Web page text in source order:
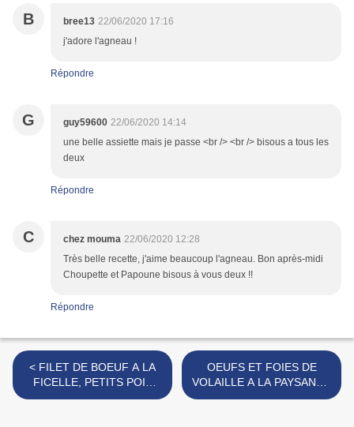
B bree13 22/06/2020 17:16
j'adore l'agneau !
Répondre
G guy59600 22/06/2020 14:14
une belle assiette mais je passe <br /> <br /> bisous a tous les
deux
Répondre
C chez mouma 22/06/2020 12:28
Très belle recette, j'aime beaucoup l'agneau. Bon après-midi
Choupette et Papoune bisous à vous deux !!
Répondre
< FILET DE BOEUF A LA
FICELLE, PETITS POIS
PAYSANNE
OEUFS ET FOIES DE
VOLAILLE A LA PAYSANNE
>